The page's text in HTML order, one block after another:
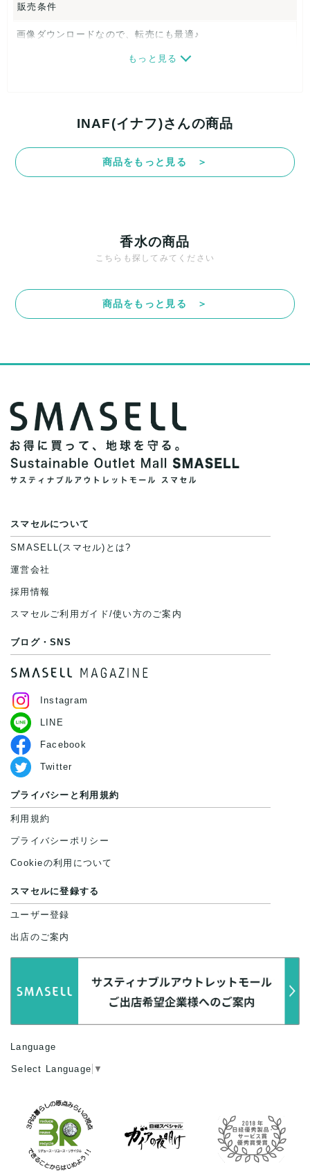
販売条件
画像ダウンロードなので、転売にも最適♪
発送はクロネコヤマト(ネコポス)・佐川急便・ゆうパックのい
USED品に関しましては、見る方によって状態の価値観が異な
また商品には細心の注意をはらっておりますが、何かござい
い致します。対応できることがあれば、誠意をもって対応致
万が一、購入後に偽造品等が発覚しましたら、返品・返金に
て対応致しますので、ご連絡お願い致します。
決済方法
出荷
送料：
出荷予定日：なるべく最短で発送致します。
兵庫県から出荷
もっと見る
INAF(イナフ)さんの商品
商品をもっと見る ＞
香水の商品
こちらも探してみてください
商品をもっと見る ＞
スマセルについて
SMASELL(スマセル)とは?
運営会社
採用情報
スマセルご利用ガイド/使い方のご案内
ブログ・SNS
Instagram
LINE
Facebook
Twitter
プライバシーと利用規約
利用規約
プライバシーポリシー
Cookieの利用について
スマセルに登録する
ユーザー登録
出店のご案内
Language
Select Language ▼